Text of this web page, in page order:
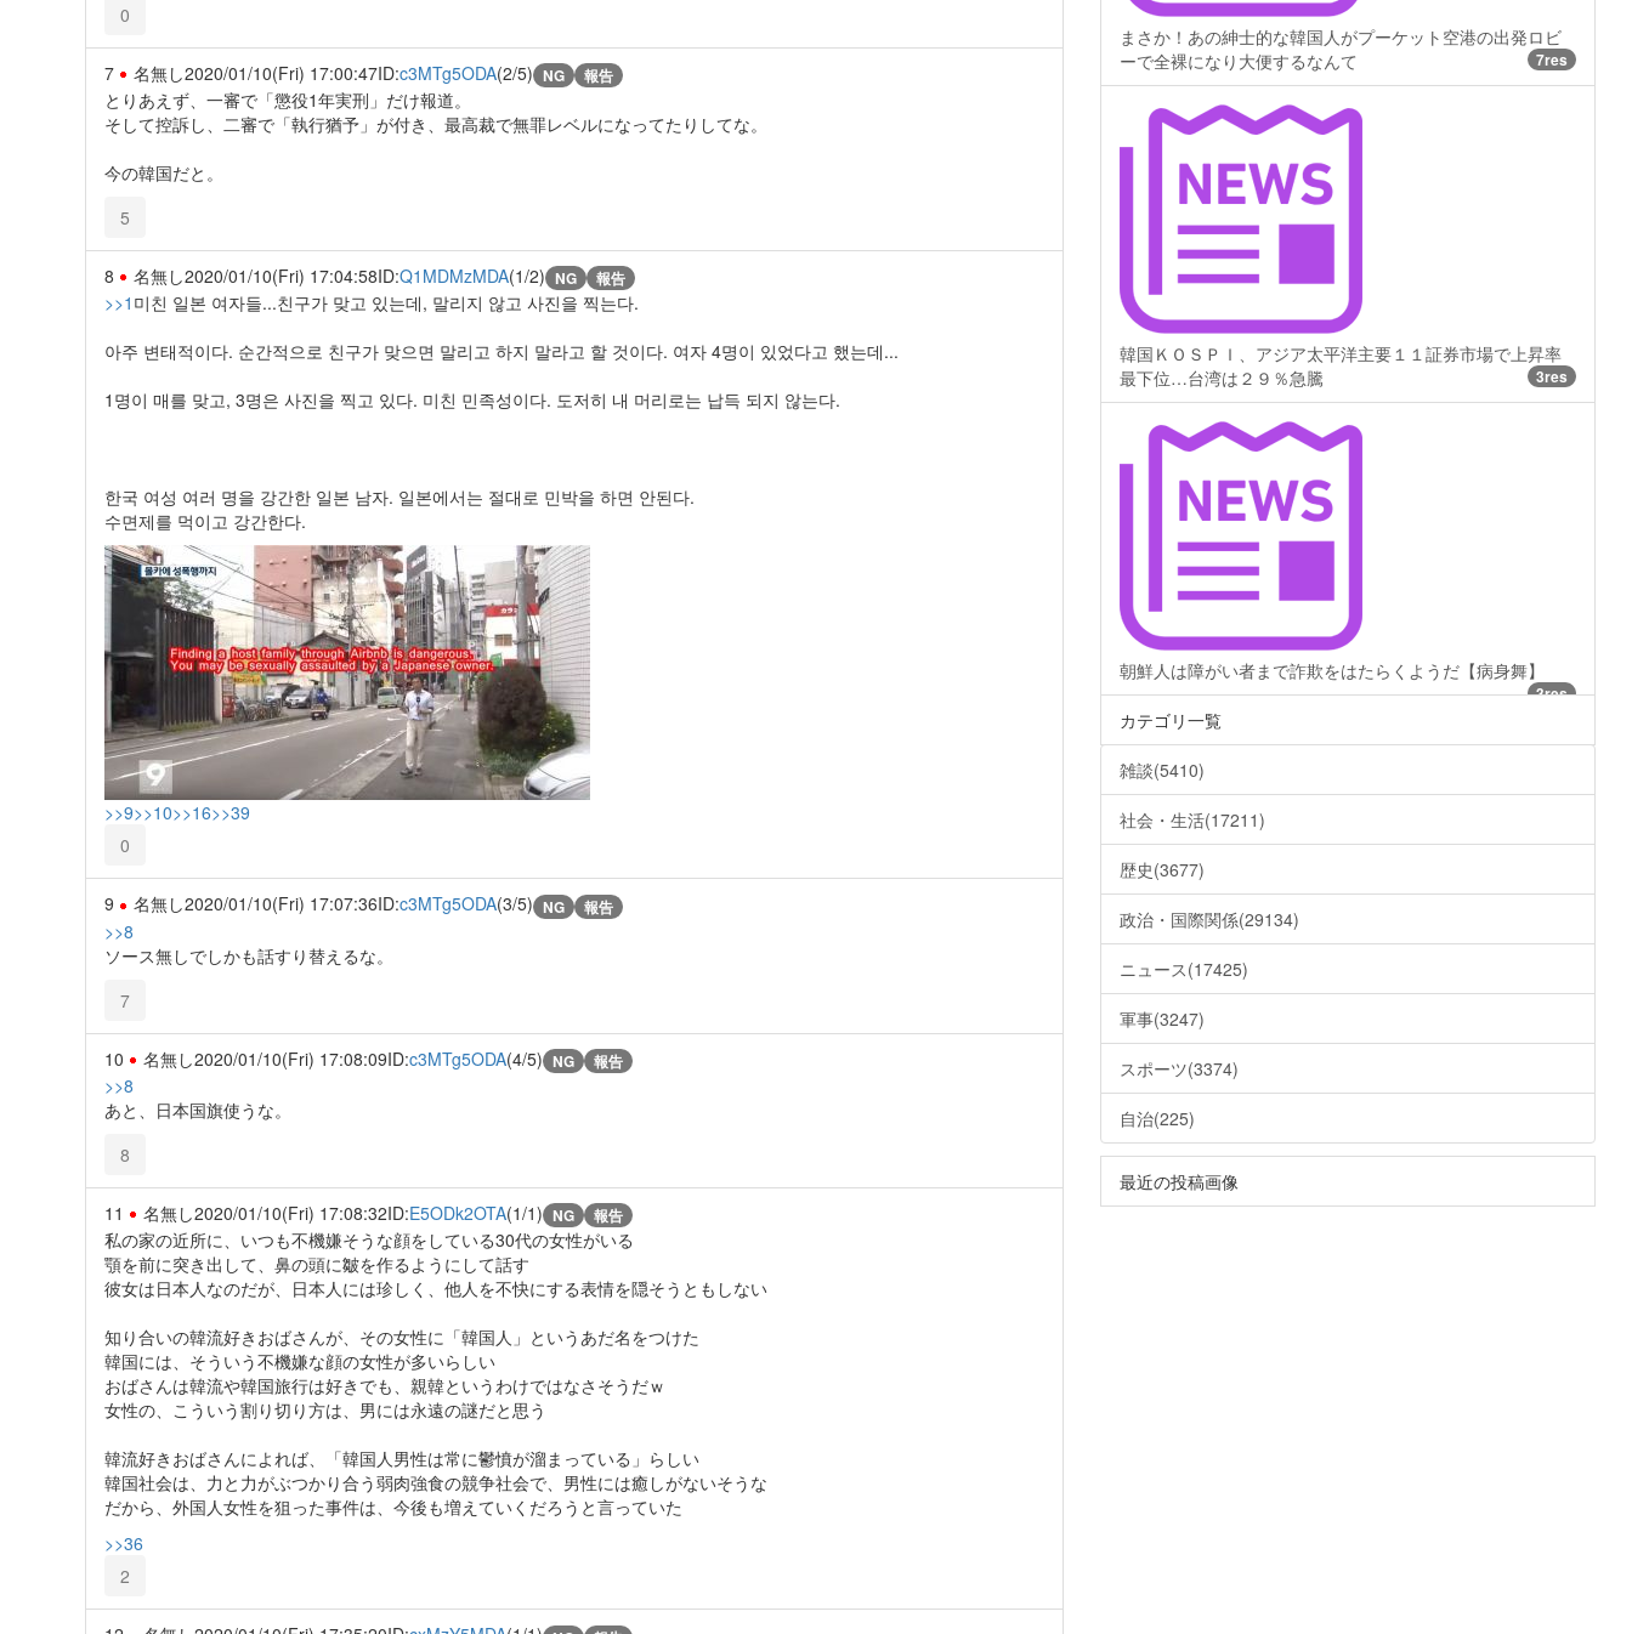
0
7 名無し2020/01/10(Fri) 17:00:47ID:c3MTg5ODA(2/5) NG 報告
とりあえず、一審で「懲役1年実刑」だけ報道。
そして控訴し、二審で「執行猶予」が付き、最高裁で無罪レベルになってたりしてな。
今の韓国だと。
5
8 名無し2020/01/10(Fri) 17:04:58ID:Q1MDMzMDA(1/2) NG 報告
>>1 미친 일본 여자들...친구가 맞고 있는데, 말리지 않고 사진을 찍는다.
아주 변태적이다. 순간적으로 친구가 맞으면 말리고 하지 말라고 할 것이다. 여자 4명이 있었다고 했는데...
1명이 매를 맞고, 3명은 사진을 찍고 있다. 미친 민족성이다. 도저히 내 머리로는 납득 되지 않는다.
한국 여성 여러 명을 강간한 일본 남자. 일본에서는 절대로 민박을 하면 안된다.
수면제를 먹이고 강간한다.
>>9>>10>>16>>39
0
9 名無し2020/01/10(Fri) 17:07:36ID:c3MTg5ODA(3/5) NG 報告
>>8
ソース無しでしかも話すり替えるな。
7
10 名無し2020/01/10(Fri) 17:08:09ID:c3MTg5ODA(4/5) NG 報告
>>8
あと、日本国旗使うな。
8
11 名無し2020/01/10(Fri) 17:08:32ID:E5ODk2OTA(1/1) NG 報告
私の家の近所に、いつも不機嫌そうな顔をしている30代の女性がいる
顎を前に突き出して、鼻の頭に皺を作るようにして話す
彼女は日本人なのだが、日本人には珍しく、他人を不快にする表情を隠そうともしない
知り合いの韓流好きおばさんが、その女性に「韓国人」というあだ名をつけた
韓国には、そういう不機嫌な顔の女性が多いらしい
おばさんは韓流や韓国旅行は好きでも、親韓というわけではなさそうだｗ
女性の、こういう割り切り方は、男には永遠の謎だと思う
韓流好きおばさんによれば、「韓国人男性は常に鬱憤が溜まっている」らしい
韓国社会は、力と力がぶつかり合う弱肉強食の競争社会で、男性には癒しがないそうな
だから、外国人女性を狙った事件は、今後も増えていくだろうと言っていた
>>36
2
まさか！あの紳士的な韓国人がプーケット空港の出発ロビ
ーで全裸になり大便するなんて
7res
韓国ＫＯＳＰＩ、アジア太平洋主要１１証券市場で上昇率
最下位…台湾は２９％急騰
3res
朝鮮人は障がい者まで詐欺をはたらくようだ【病身舞】
3res
カテゴリ一覧
雑談(5410)
社会・生活(17211)
歴史(3677)
政治・国際関係(29134)
ニュース(17425)
軍事(3247)
スポーツ(3374)
自治(225)
最近の投稿画像